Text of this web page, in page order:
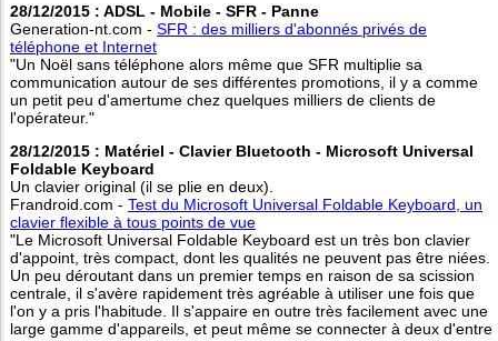
28/12/2015 : ADSL - Mobile - SFR - Panne
Generation-nt.com - SFR : des milliers d'abonnés privés de
téléphone et Internet
"Un Noël sans téléphone alors même que SFR multiplie sa
communication autour de ses différentes promotions, il y a comme
un petit peu d'amertume chez quelques milliers de clients de
l'opérateur."
28/12/2015 : Matériel - Clavier Bluetooth - Microsoft Universal
Foldable Keyboard
Un clavier original (il se plie en deux).
Frandroid.com - Test du Microsoft Universal Foldable Keyboard, un
clavier flexible à tous points de vue
"Le Microsoft Universal Foldable Keyboard est un très bon clavier
d'appoint, très compact, dont les qualités ne peuvent pas être niées.
Un peu déroutant dans un premier temps en raison de sa scission
centrale, il s'avère rapidement très agréable à utiliser une fois que
l'on y a pris l'habitude. Il s'appaire en outre très facilement avec une
large gamme d'appareils, et peut même se connecter à deux d'entre